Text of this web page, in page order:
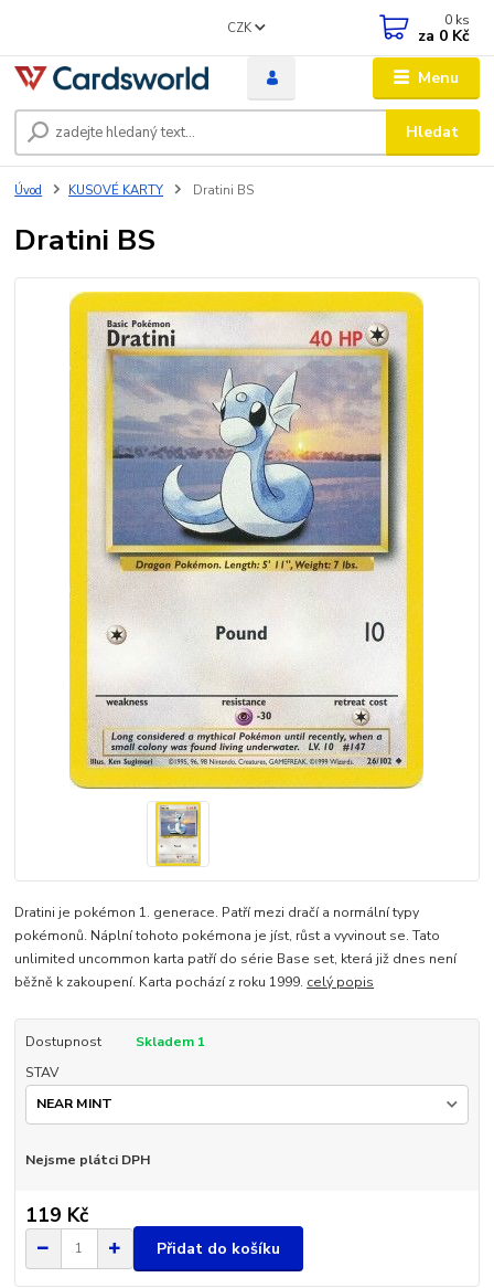
Menu
CZK
Hledat
0 ks
za 0 Kč
Úvod KUSOVÉ KARTY Dratini BS
Dratini BS
Dratini je pokémon 1. generace. Patří mezi dračí a normální typy
pokémonů. Náplní tohoto pokémona je jíst, růst a vyvinout se. Tato
unlimited uncommon karta patří do série Base set, která již dnes není
běžně k zakoupení. Karta pochází z roku 1999. celý popis
Dostupnost
Skladem 1
STAV
Nejsme plátci DPH
119 Kč
Přidat do košíku